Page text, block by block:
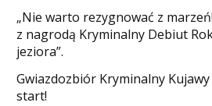
„Nie warto rezygnować z
z nagrodą Kryminalny Debiut
jeziora”.
Gwiazdozbiór Kryminalny
start!